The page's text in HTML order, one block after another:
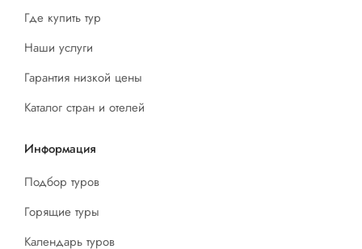
Где купить тур
Наши услуги
Гарантия низкой цены
Каталог стран и отелей
Информация
Подбор туров
Горящие туры
Календарь туров